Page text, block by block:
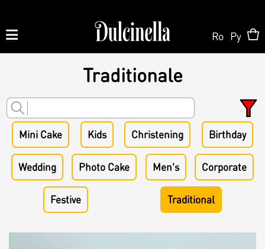
Produse la comandă:
062 10 02 11| 060 02 58 58
Order
Order
Personalized Cake
Shop Online
Ro Ру
Traditionale
Mini Cake Kids Christening Birthday
Wedding Photo Cake Men's Corporate
Festive Traditional